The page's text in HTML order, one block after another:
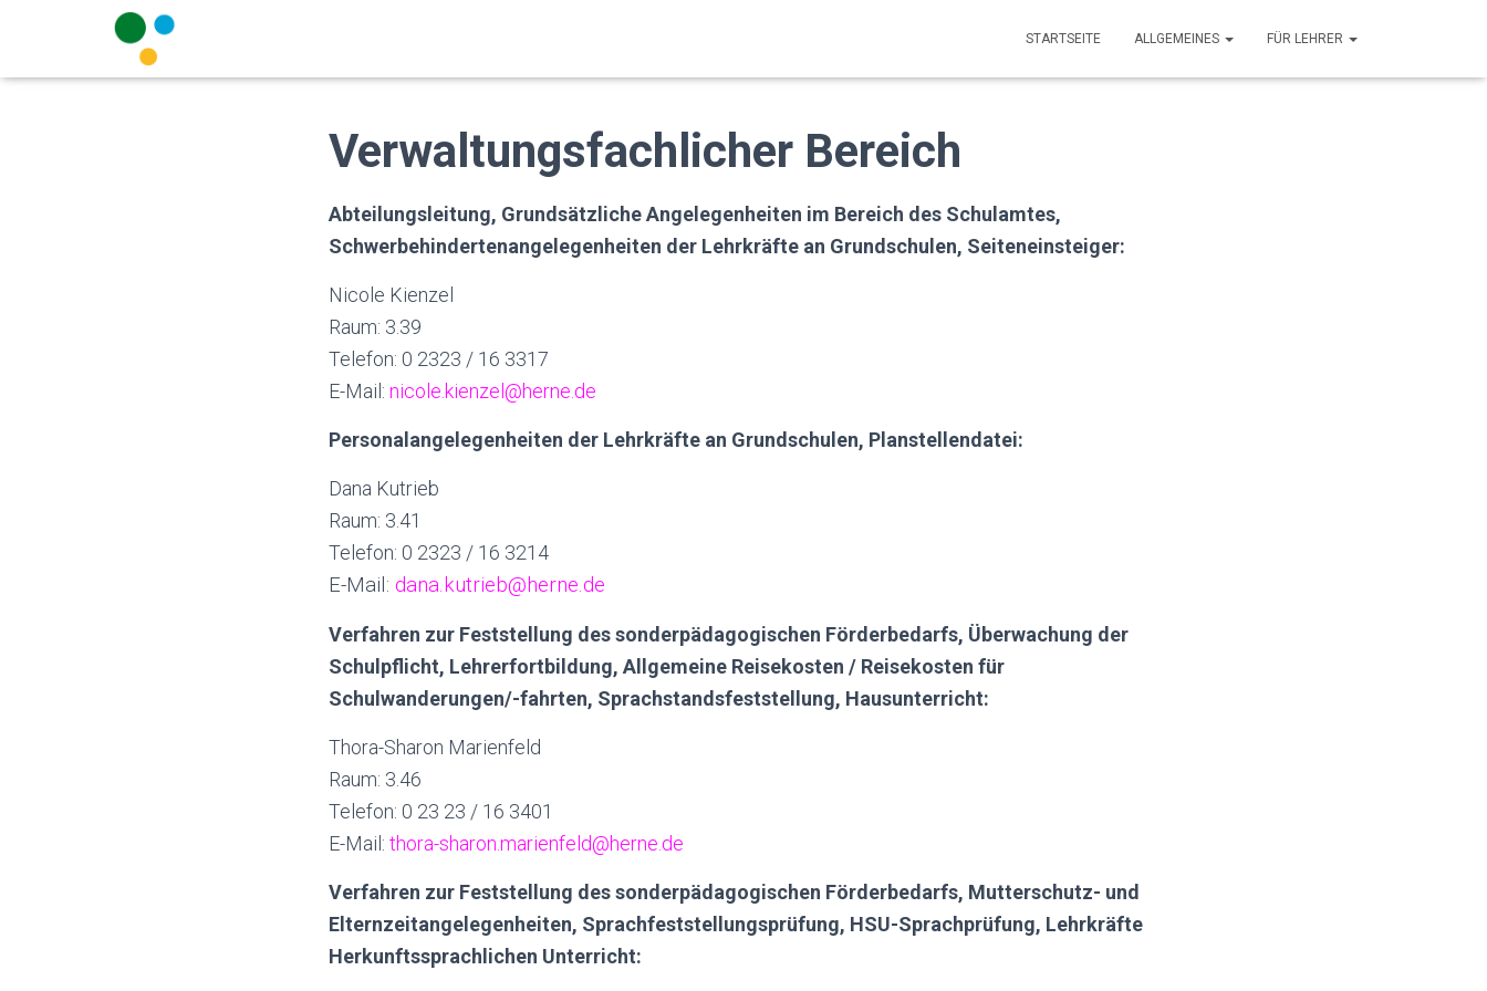
STARTSEITE ALLGEMEINES FÜR LEHRER
Verwaltungsfachlicher Bereich
Abteilungsleitung, Grundsätzliche Angelegenheiten im Bereich des Schulamtes,
Schwerbehindertenangelegenheiten der Lehrkräfte an Grundschulen, Seiteneinsteiger:
Nicole Kienzel
Raum: 3.39
Telefon: 0 2323 / 16 3317
E-Mail: nicole.kienzel@herne.de
Personalangelegenheiten der Lehrkräfte an Grundschulen, Planstellendatei:
Dana Kutrieb
Raum: 3.41
Telefon: 0 2323 / 16 3214
E-Mail: dana.kutrieb@herne.de
Verfahren zur Feststellung des sonderpädagogischen Förderbedarfs, Überwachung der
Schulpflicht, Lehrerfortbildung, Allgemeine Reisekosten / Reisekosten für
Schulwanderungen/-fahrten, Sprachstandsfeststellung, Hausunterricht:
Thora-Sharon Marienfeld
Raum: 3.46
Telefon: 0 23 23 / 16 3401
E-Mail: thora-sharon.marienfeld@herne.de
Verfahren zur Feststellung des sonderpädagogischen Förderbedarfs, Mutterschutz- und
Elternzeitangelegenheiten, Sprachfeststellungsprüfung, HSU-Sprachprüfung, Lehrkräfte
Herkunftssprachlichen Unterricht: